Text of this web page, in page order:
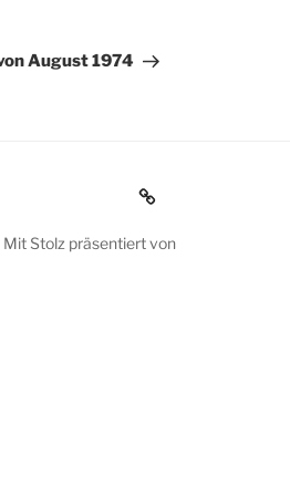
August 1974
Mit Stolz präsentiert von